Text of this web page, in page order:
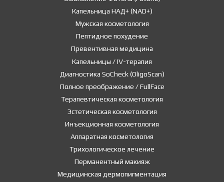
Капельница НАД+ (NAD+)
Мужская косметология
Пептидное похудение
Превентивная медицина
Капельницы / IV-терапия
Диагностика SoCheck (OligoScan)
Полное преображение / FullFace
Терапевтическая косметология
Эстетическая косметология
Инъекционная косметология
Аппаратная косметология
Трихологическое лечение
Перманентный макияж
Медицинская дермопигментация